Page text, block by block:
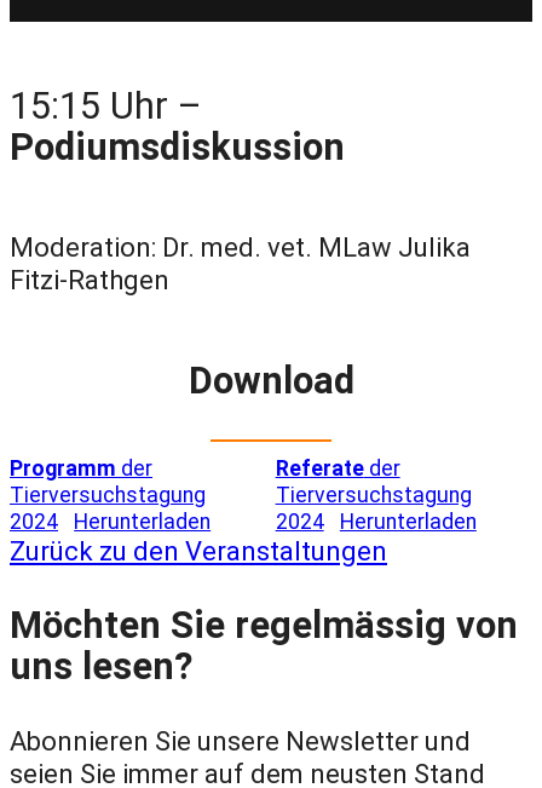
15:15 Uhr –
Podiumsdiskussion
Moderation: Dr. med. vet. MLaw Julika
Fitzi-Rathgen
Download
Programm der
Tierversuchstagung
2024
Herunterladen
Referateder
Tierversuchstagung
2024
Herunterladen
Zurück zu den Veranstaltungen
Möchten Sie regelmässig von
uns lesen?
Abonnieren Sie unsere Newsletter und
seien Sie immer auf dem neusten Stand